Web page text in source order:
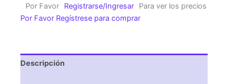
cantidad
Por Favor Registrarse/Ingresar
Para ver los precios
Por Favor Regístrese para comprar
Descripción